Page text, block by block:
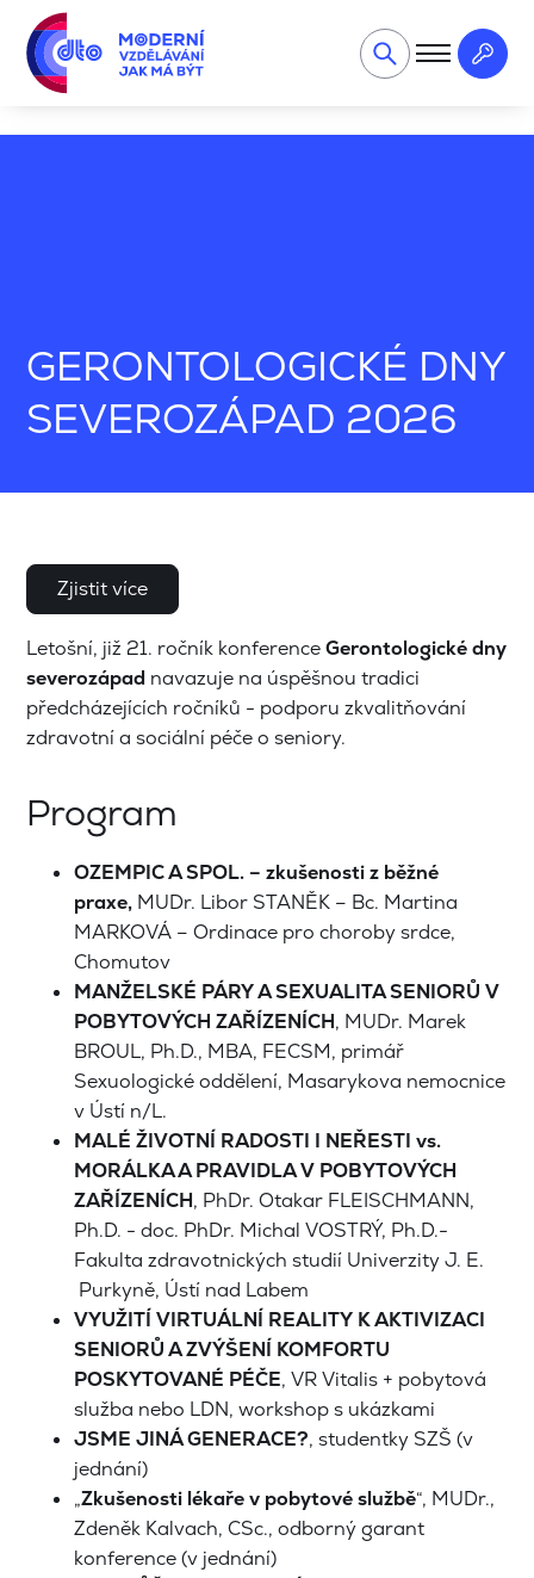
GERONTOLOGICKÉ DNY
SEVEROZÁPAD 2026
Zjistit více
Letošní, již 21. ročník konferenceGerontologické dny
severozápad navazuje na úspěšnou tradici
předcházejících ročníků - podporu zkvalitňování
zdravotní a sociální péče o seniory.
Program
OZEMPIC A SPOL. – zkušenosti z běžné
praxe, MUDr. Libor STANĚK – Bc. Martina
MARKOVÁ – Ordinace pro choroby srdce,
Chomutov
MANŽELSKÉ PÁRY A SEXUALITA SENIORŮ V
POBYTOVÝCH ZAŘÍZENÍCH, MUDr. Marek
BROUL, Ph.D., MBA, FECSM, primář
Sexuologické oddělení, Masarykova nemocnice
v Ústí n/L.
MALÉ ŽIVOTNÍ RADOSTI I NEŘESTI vs.
MORÁLKA A PRAVIDLA V POBYTOVÝCH
ZAŘÍZENÍCH, PhDr. Otakar FLEISCHMANN,
Ph.D. - doc. PhDr. Michal VOSTRÝ, Ph.D.-
Fakulta zdravotnických studií Univerzity J. E.
Purkyně, Ústí nad Labem
VYUŽITÍ VIRTUÁLNÍ REALITY K AKTIVIZACI
SENIORŮ A ZVÝŠENÍ KOMFORTU
POSKYTOVANÉ PÉČE, VR Vitalis + pobytová
služba nebo LDN, workshop s ukázkami
JSME JINÁ GENERACE?, studentky SZŠ (v
jednání)
„Zkušenosti lékaře v pobytové službě“, MUDr.,
Zdeněk Kalvach, CSc., odborný garant
konference (v jednání)